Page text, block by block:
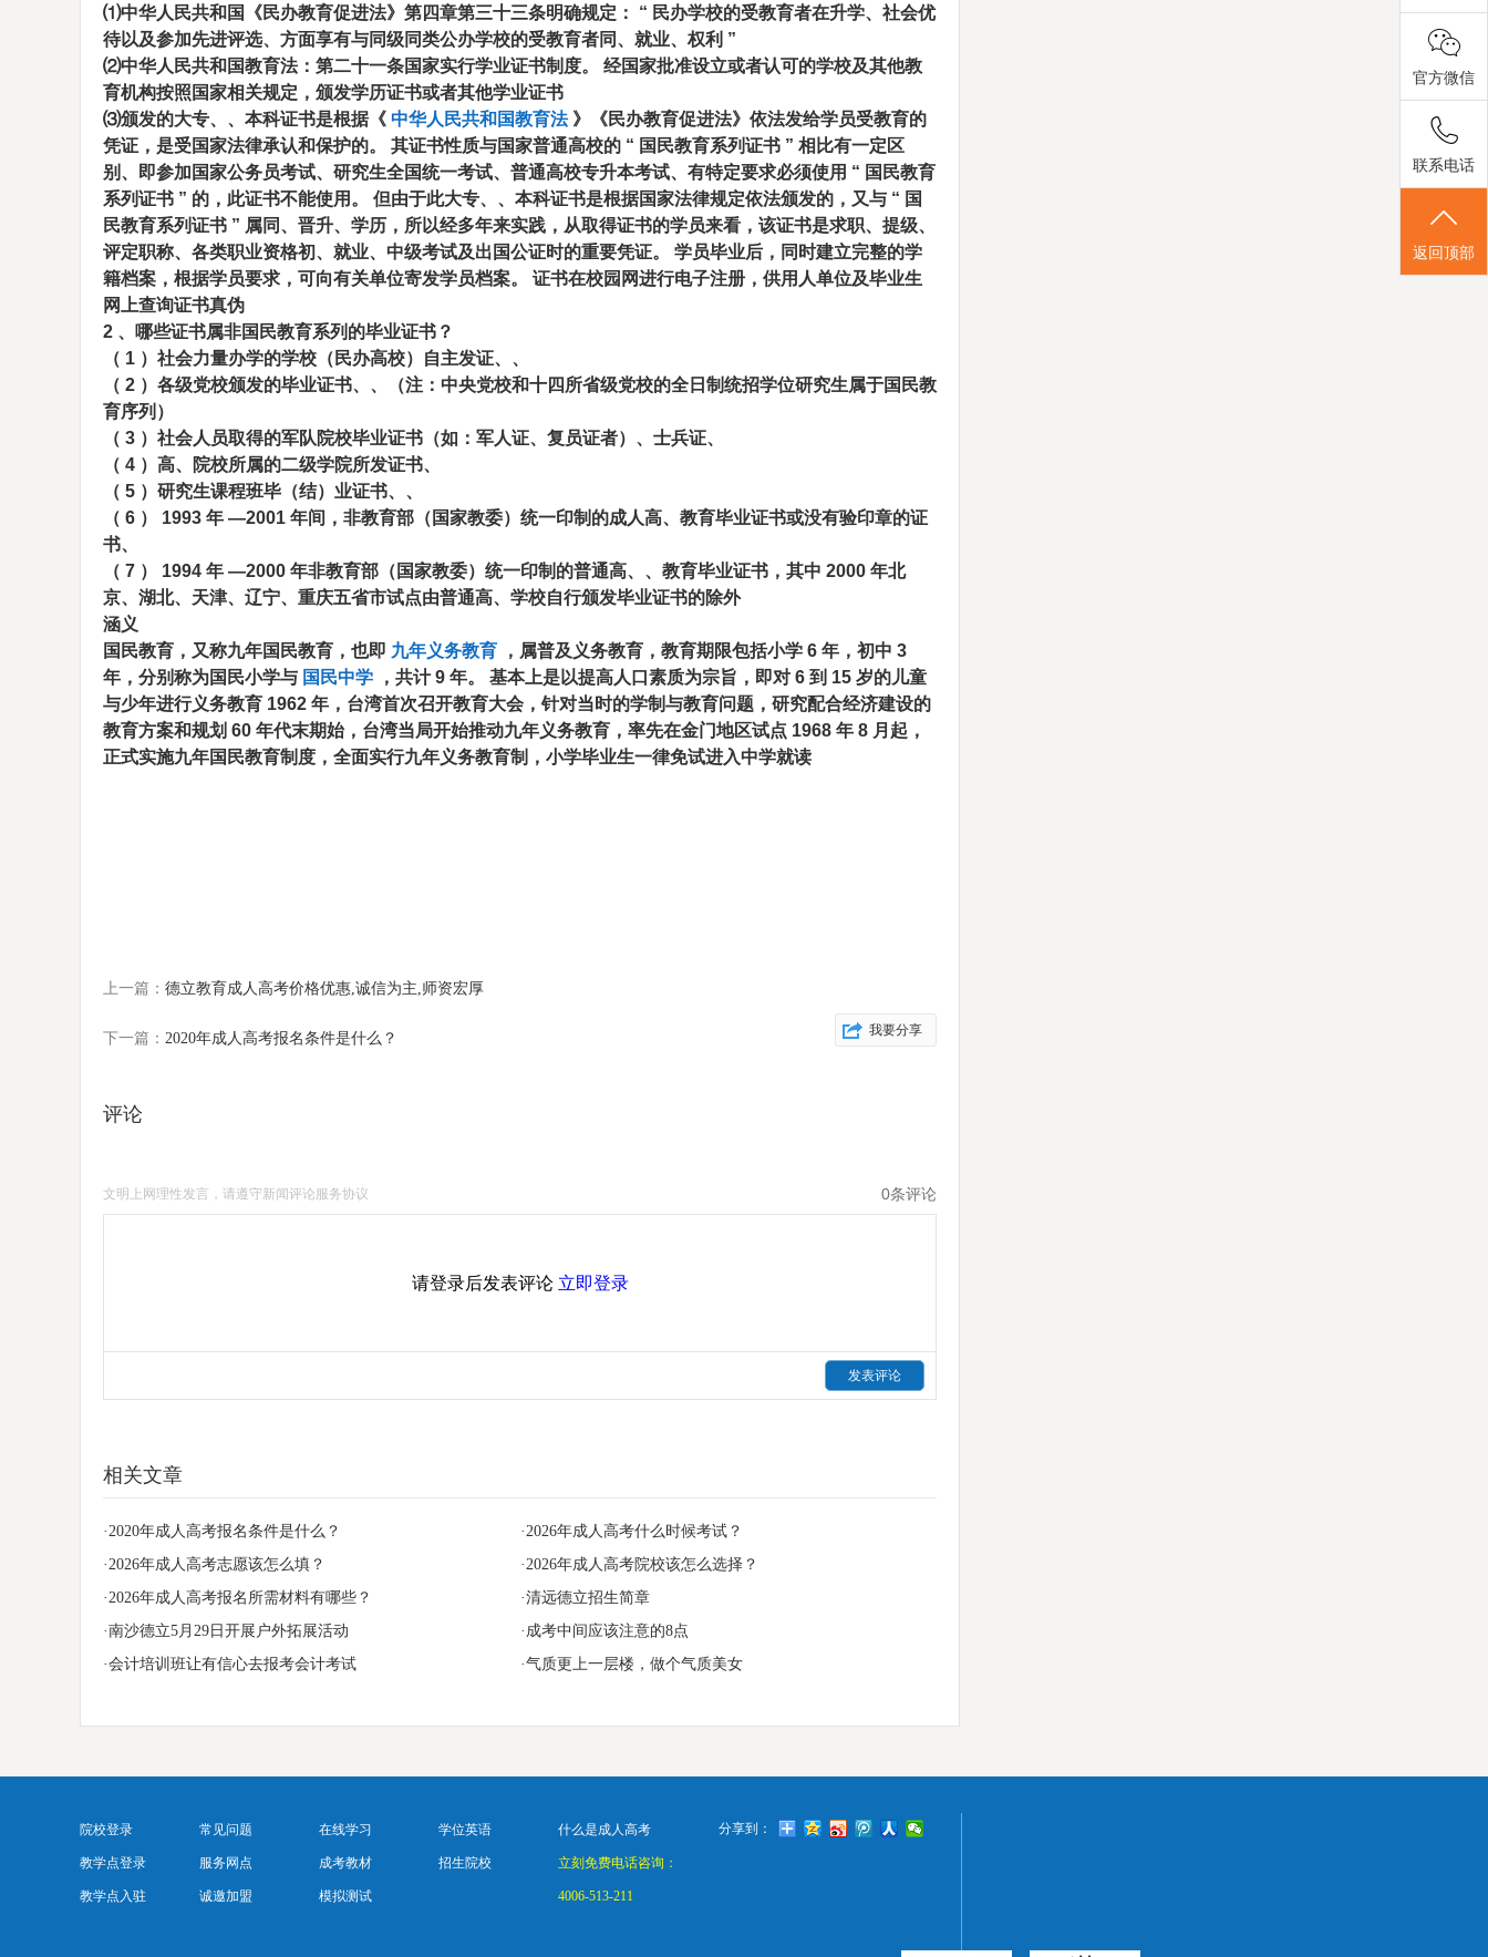
⑴中华人民共和国《民办教育促进法》第四章第三十三条明确规定：
“ 民办学校的受教育者在升学、社会优
待以及参加先进评选、方面享有与同级同类公办学校的受教育者同、就业、权利 ”
⑵中华人民共和国教育法：第二十一条国家实行学业证书制度。 经国家批准设立或者认可的学校及其他教
育机构按照国家相关规定，颁发学历证书或者其他学业证书
⑶颁发的大专、、本科证书是根据《 中华人民共和国教育法》《民办教育促进法》依法发给学员受教育的
凭证，是受国家法律承认和保护的。 其证书性质与国家普通高校的 “ 国民教育系列证书 ” 相比有一定区
别、即参加国家公务员考试、研究生全国统一考试、普通高校专升本考试、有特定要求必须使用 “ 国民教育
系列证书 ” 的，此证书不能使用。 但由于此大专、、本科证书是根据国家法律规定依法颁发的，又与 “ 国
民教育系列证书 ” 属同、晋升、学历，所以经多年来实践，从取得证书的学员来看，该证书是求职、提级、
评定职称、各类职业资格初、就业、中级考试及出国公证时的重要凭证。 学员毕业后，同时建立完整的学
籍档案，根据学员要求，可向有关单位寄发学员档案。 证书在校园网进行电子注册，供用人单位及毕业生
网上查询证书真伪
2 、哪些证书属非国民教育系列的毕业证书？
（ 1 ）社会力量办学的学校（民办高校）自主发证、、
（ 2 ）各级党校颁发的毕业证书、、（注：中央党校和十四所省级党校的全日制统招学位研究生属于国民教
育序列）
（ 3 ）社会人员取得的军队院校毕业证书（如：军人证、复员证者）、士兵证、
（ 4 ）高、院校所属的二级学院所发证书、
（ 5 ）研究生课程班毕（结）业证书、、
（ 6 ） 1993 年 —2001 年间，非教育部（国家教委）统一印制的成人高、教育毕业证书或没有验印章的证
书、
（ 7 ） 1994 年 —2000 年非教育部（国家教委）统一印制的普通高、、教育毕业证书，其中 2000 年北
京、湖北、天津、辽宁、重庆五省市试点由普通高、学校自行颁发毕业证书的除外
涵义
国民教育，又称九年国民教育，也即 九年义务教育 ，属普及义务教育，教育期限包括小学 6 年，初中 3
年，分别称为国民小学与 国民中学 ，共计9 年。 基本上是以提高人口素质为宗旨，即对 6 到 15 岁的儿童
与少年进行义务教育 1962 年，台湾首次召开教育大会，针对当时的学制与教育问题，研究配合经济建设的
教育方案和规划 60 年代末期始，台湾当局开始推动九年义务教育，率先在金门地区试点 1968 年 8 月起，
正式实施九年国民教育制度，全面实行九年义务教育制，小学毕业生一律免试进入中学就读
上一篇： 德立教育成人高考价格优惠,诚信为主,师资宏厚
下一篇： 2020年成人高考报名条件是什么？ 我要分享
评论
文明上网理性发言，请遵守新闻评论服务协议 0条评论
请登录后发表评论 立即登录
相关文章
·2020年成人高考报名条件是什么？
·2026年成人高考什么时候考试？
·2026年成人高考志愿该怎么填？
·2026年成人高考院校该怎么选择？
·2026年成人高考报名所需材料有哪些？
·清远德立招生简章
·南沙德立5月29日开展户外拓展活动
·成考中间应该注意的8点
·会计培训班让有信心去报考会计考试
·气质更上一层楼，做个气质美女
院校登录
教学点登录
教学点入驻
常见问题
服务网点
诚邀加盟
在线学习
成考教材
模拟测试
学位英语
招生院校
什么是成人高考
立刻免费电话咨询：
4006-513-211
分享到：
官方微信
联系电话
返回顶部